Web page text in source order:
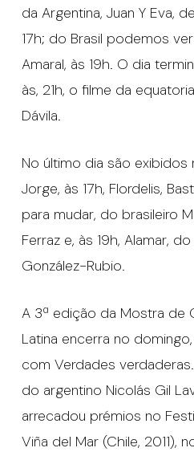
da Argentina, Juan Y Eva,
17h; do Brasil podemos
Amaral, às 19h. O dia
às, 21h, o filme da
Dávila.
No último dia são exibidos
Jorge, às 17h, Flordelis,
para mudar, do brasileiro
Ferraz e, às 19h, Alamar,
González-Rubio.
A 3ª edição da Mostra de
Latina encerra no
com Verdades
do argentino Nicolás Gil
arrecadou prémios no
Viña del Mar (Chile, 2011),